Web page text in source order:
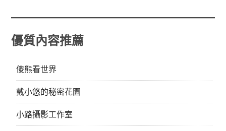
優質內容推薦
傻熊看世界
戴小悠的秘密花園
小路攝影工作室